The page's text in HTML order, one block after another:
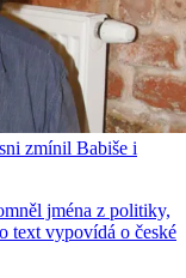
zmínil Babiše i
jména z politiky,
text vypovídá o české